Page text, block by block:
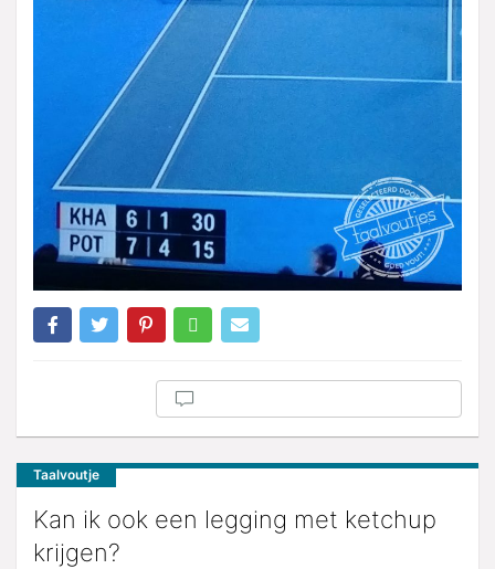
Taalvoutje
Kan ik ook een legging met ketchup
krijgen?